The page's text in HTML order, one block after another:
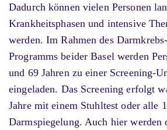
Dadurch können vielen Personen
Krankheitsphasen und intensive
werden. Im Rahmen des
Programms beider Basel werden
und 69 Jahren zu einer Screening-
eingeladen. Das Screening erfolgt
Jahre mit einem Stuhltest oder alle
Darmspiegelung. Auch hier werden